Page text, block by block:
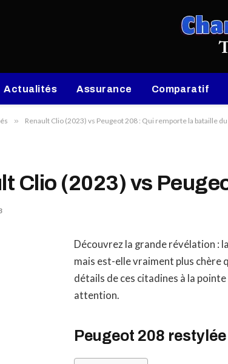
Actualités Assurance Comparatif
» Renault Clio (2023) vs Peugeot 208 : Qui remporte la bataille du
Clio (2023) vs
Découvrez la grande révélation :
mais est-elle vraiment plus chère
détails de ces citadines à la
attention.
Peugeot 208